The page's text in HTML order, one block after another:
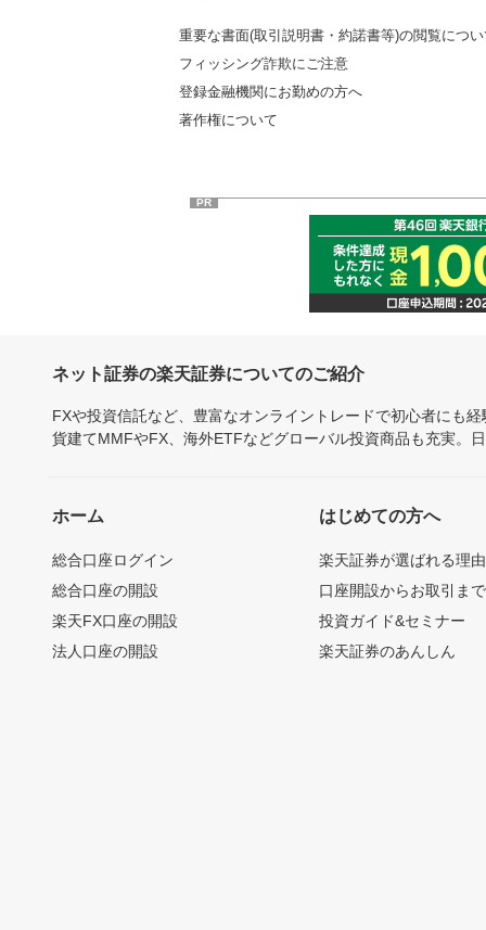
重要な書面(取引説明書・約諾書等)の閲覧につ
フィッシング詐欺にご注意
登録金融機関にお勤めの方へ
著作権について
PR
ネット証券の楽天証券についてのご紹介
FXや投資信託など、豊富なオンライントレードで初心者にも
貨建てMMFやFX、海外ETFなどグローバル投資商品も充実。
ホーム
総合口座ログイン
総合口座の開設
楽天FX口座の開設
法人口座の開設
はじめての方へ
楽天証券が選ばれる理由
口座開設からお取引ま
投資ガイド&セミナー
楽天証券のあんしん